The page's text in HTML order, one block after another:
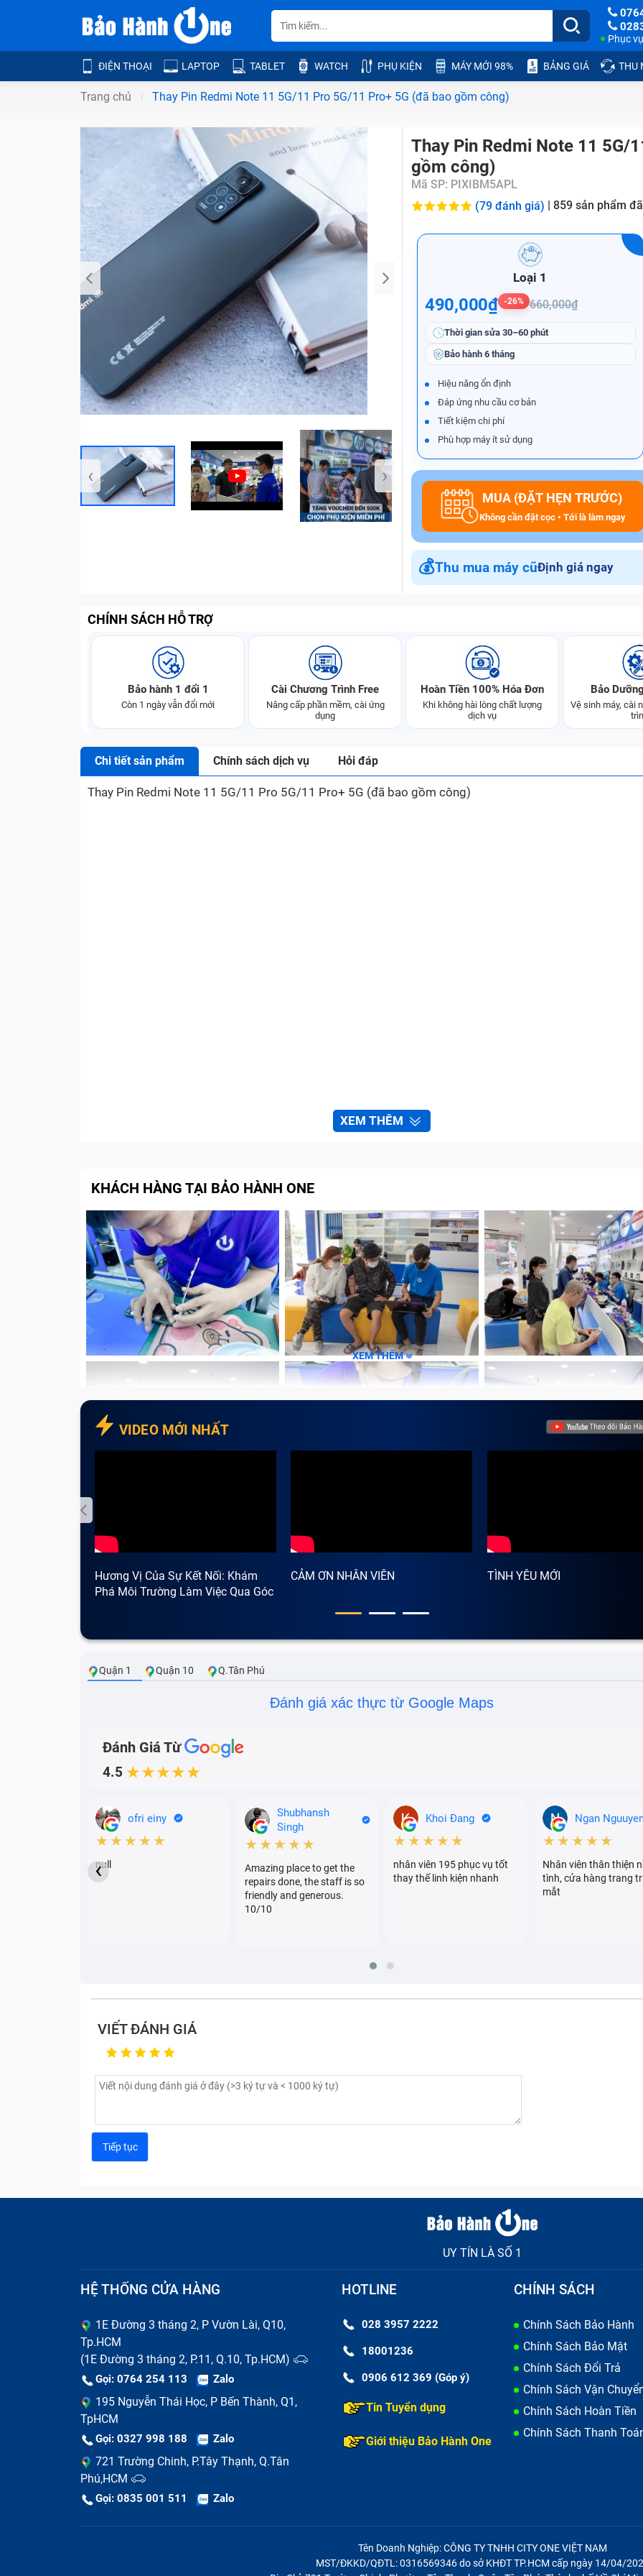
Phục
ĐIỆN THOẠI LAPTOP TABLET WATCH PHỤ KIỆN MÁY MỚI 98% BẢNG GIÁ THU
Trang chủ Thay Pin Redmi Note 11 5G/11 Pro 5G/11 Pro+ 5G (đã bao gồm công)
Bảo Hành One
‹ ›
Thay Pin Redmi Note 11 5G/
gồm công)
Mã SP: PIXIBM5APL
(79 đánh giá) | 859 sản phẩm
Loại 1
490,000₫ -26% 660,000₫
Thời gian sửa 30–60 phút
Bảo hành 6 tháng
Hiệu năng ổn định
Đáp ứng nhu cầu cơ bản
Tiết kiệm chi phí
Phù hợp máy ít sử dụng
MUA (ĐẶT HẸN TRƯỚC)
Không cần đặt cọc • Tới là làm ngay
💰Thu mua máy cũĐịnh giá ngay
CHÍNH SÁCH HỖ TRỢ
Bảo hành 1 đổi 1
Còn 1 ngày vẫn đổi mới
Cài Chương Trình Free
Nâng cấp phần mềm, cài ứng
dụng
Hoàn Tiền 100% Hóa Đơn
Khi không hài lòng chất lượng
dịch vụ
Bảo
Vệ sinh máy, cài
Chi tiết sản phẩm Chính sách dịch vụ Hỏi đáp
Thay Pin Redmi Note 11 5G/11 Pro 5G/11 Pro+ 5G (đã bao gồm công)
XEM THÊM
KHÁCH HÀNG TẠI BẢO HÀNH ONE
XEM THÊM
VIDEO MỚI NHẤT
Hương Vị Của Sự Kết Nối: Khám
Phá Môi Trường Làm Việc Qua Góc
CẢM ƠN NHÂN VIÊN TÌNH YÊU MỚI
Quận 1 Quận 10 Q.Tân Phú
Đánh giá xác thực từ Google Maps
Đánh Giá Từ
4.5 ★★★★★
ofri einy
★★★★★
null
Shubhansh
Singh
★★★★★
Amazing place to get the
repairs done, the staff is so
friendly and generous.
10/10
Khoi Đang
★★★★★
nhân viên 195 phục vụ tốt
thay thế linh kiện nhanh
Ngan
★★★★★
Nhân viên thân thiện
tình, cửa hàng trang
mắt
‹
VIẾT ĐÁNH GIÁ
UY TÍN LÀ SỐ 1
HỆ THỐNG CỬA HÀNG
1E Đường 3 tháng 2, P Vườn Lài, Q10,
Tp.HCM
(1E Đường 3 tháng 2, P.11, Q.10, Tp.HCM)
Gọi: 0764 254 113 Zalo
195 Nguyễn Thái Học, P Bến Thành, Q1,
TpHCM
Gọi: 0327 998 188 Zalo
721 Trường Chinh, P.Tây Thạnh, Q.Tân
Phú,HCM
Gọi: 0835 001 511 Zalo
HOTLINE
028 3957 2222
18001236
0906 612 369 (Góp ý)
Tin Tuyển dụng
Giới thiệu Bảo Hành One
CHÍNH SÁCH
Chính Sách Bảo Hành
Chính Sách Bảo Mật
Chính Sách Đổi Trả
Chính Sách Vận
Chính Sách Hoàn Tiền
Chính Sách Thanh
Tên Doanh Nghiệp: CÔNG TY TNHH CITY ONE VIỆT NAM
MST/ĐKKD/QĐTL: 0316569346 do sở KHĐT TP.HCM cấp ngày 14/04/